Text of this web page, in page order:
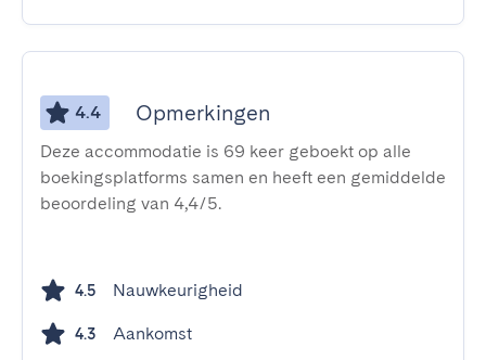
4.4 Opmerkingen
Deze accommodatie is 69 keer geboekt op alle
boekingsplatforms samen en heeft een gemiddelde
beoordeling van 4,4/5.
4.5 Nauwkeurigheid
4.3 Aankomst